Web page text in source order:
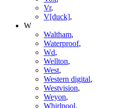
Vr,
V[duck],
W
Waltham,
Waterproof,
Wd,
Wellton,
West,
Western digital,
Westvision,
Weyon,
Whirlpool,